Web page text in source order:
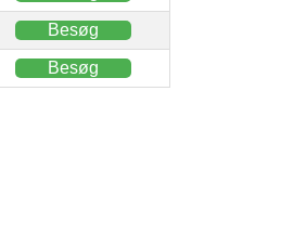
Besøg
Besøg